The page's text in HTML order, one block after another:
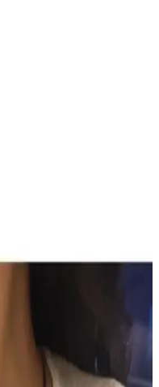
Krem, doğal içerikleriyle
kolay kullanılır ve
Örgüsü Uzun
ve Kullanım